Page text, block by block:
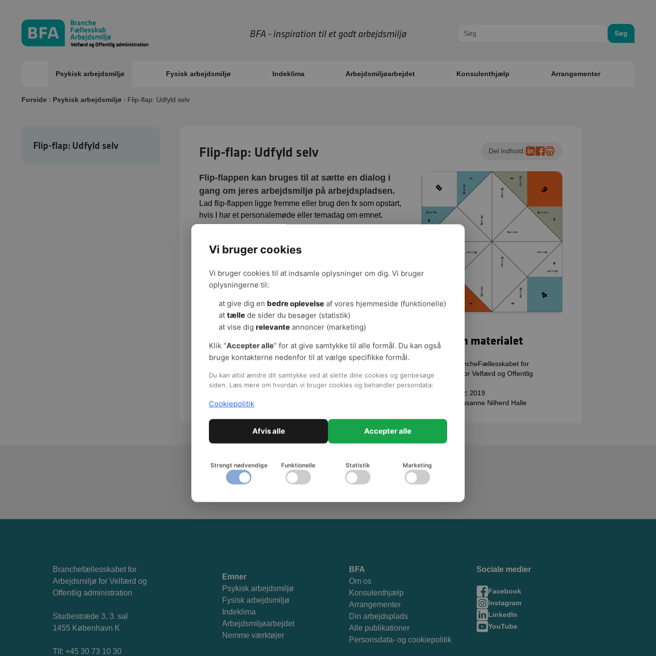
BFA - inspiration til et godt arbejdsmiljø Søg
Psykisk arbejdsmiljø Fysisk arbejdsmiljø Indeklima Arbejdsmiljøarbejdet Konsulenthjælp Arrangementer
Forside Psykisk arbejdsmiljø Flip-flap: Udfyld selv
Flip-flap: Udfyld selv Flip-flap: Udfyld selv Del indhold:
Flip-flappen kan bruges til at sætte en dialog i
gang om jeres arbejdsmiljø på arbejdspladsen.
Lad flip-flappen ligge fremme eller brug den fx som opstart,
hvis I har et personalemøde eller temadag om emnet.
Hent digitalt materiale (gratis)
Fakta om materialet
BrancheFællesskabet for
Arbejdsmiljø for Velfærd og Offentlig
administration
Udgivelsesår: 2019
Susanne Nilherd Halle
Tilmeld dig nyhedsbrevet og få godt arbejdsmiljø i din indbakke
Branchefællesskabet for
Arbejdsmiljø for Velfærd og
Offentlig administration
Studiestræde 3, 3. sal
1455 København K
Tlf: +45 30 73 10 30
Emner
Psykisk arbejdsmiljø
Fysisk arbejdsmiljø
Indeklima
Arbejdsmiljøarbejdet
Nemme værktøjer
BFA
Om os
Konsulenthjælp
Arrangementer
Din arbejdsplads
Alle publikationer
Personsdata- og cookiepolitik
Sociale medier
Facebook
Instagram
LinkedIn
YouTube
Vi bruger cookies
Vi bruger cookies til at indsamle oplysninger om dig. Vi bruger
oplysningerne til:
at give dig en bedre oplevelse af vores hjemmeside (funktionelle)
at tælle de sider du besøger (statistik)
at vise dig relevante annoncer (marketing)
Klik “Accepter alle” for at give samtykke til alle formål. Du kan også
bruge kontakterne nedenfor til at vælge specifikke formål.
Du kan altid ændre dit samtykke ved at slette dine cookies og genbesøge
siden. Læs mere om hvordan vi bruger cookies og behandler persondata:
Cookiepolitik
Afvis alle Accepter alle
Strengt nødvendige Funktionelle Statistik Marketing